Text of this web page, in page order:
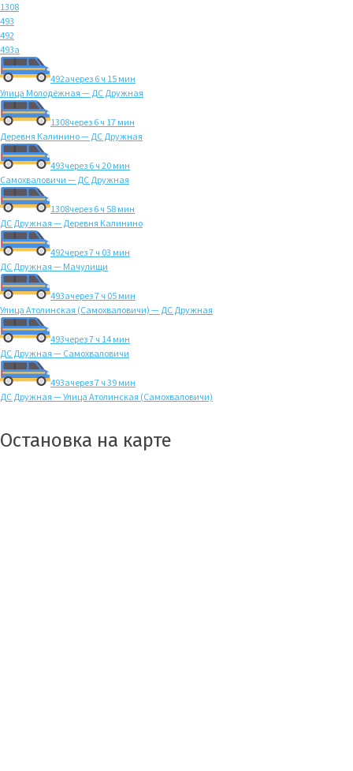
1308
493
492
493а
492ачерез 6 ч 15 мин
Улица Молодёжная — ДС Дружная
1308через 6 ч 17 мин
Деревня Калинино — ДС Дружная
493через 6 ч 20 мин
Самохваловичи — ДС Дружная
1308через 6 ч 58 мин
ДС Дружная — Деревня Калинино
492через 7 ч 03 мин
ДС Дружная — Мачулищи
493ачерез 7 ч 05 мин
Улица Атолинская (Самохваловичи) — ДС Дружная
493через 7 ч 14 мин
ДС Дружная — Самохваловичи
493ачерез 7 ч 39 мин
ДС Дружная — Улица Атолинская (Самохваловичи)
Остановка на карте